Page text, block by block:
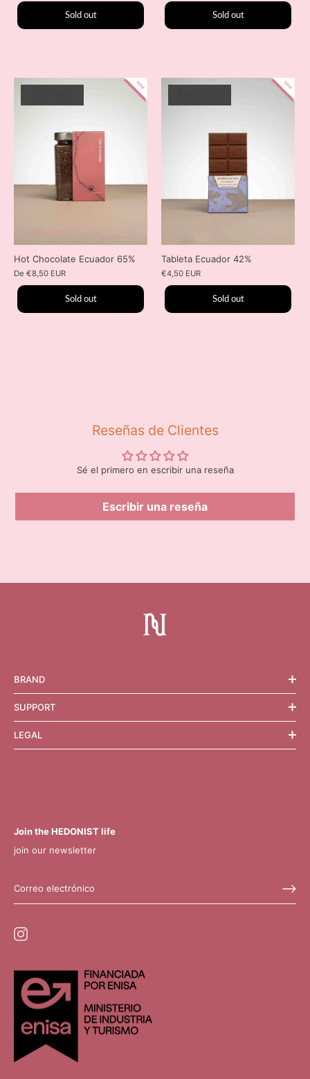
Sold out Sold out
Hot Chocolate Ecuador 65%
De €8,50 EUR
Sold out
Tableta Ecuador 42%
€4,50 EUR
Sold out
Reseñas de Clientes
Sé el primero en escribir una reseña
Escribir una reseña
BRAND
SUPPORT
LEGAL
Join the HEDONIST life
join our newsletter